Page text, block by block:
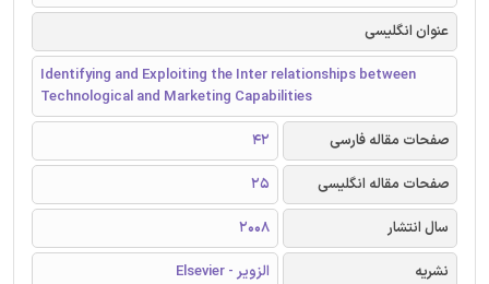
عنوان انگلیسی
Identifying and Exploiting the Inter relationships between
Technological and Marketing Capabilities
صفحات مقاله فارسی
42
صفحات مقاله انگلیسی
25
سال انتشار
2008
نشریه
الزویر - Elsevier